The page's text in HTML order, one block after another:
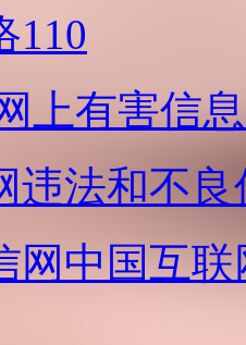
110
上有害信
违法和不
网 中国互